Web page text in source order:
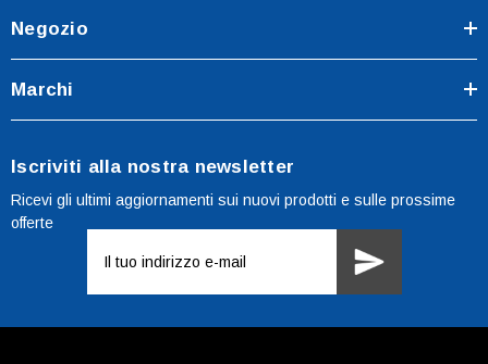
Negozio
Marchi
Iscriviti alla nostra newsletter
Ricevi gli ultimi aggiornamenti sui nuovi prodotti e sulle prossime
offerte
mail